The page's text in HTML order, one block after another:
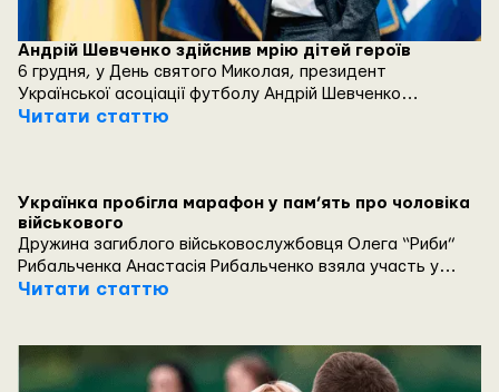
Андрій Шевченко здійснив мрію дітей героїв
6 грудня, у День святого Миколая, президент
Української асоціації футболу Андрій Шевченко
зустрівся з дітьми героїв, таким чином здійснивши одну з
Читати статтю
Українка пробігла марафон у пам’ять про чоловіка
військового
Дружина загиблого військовослужбовця Олега “Риби”
Рибальченка Анастасія Рибальченко взяла участь у
Чикагському марафоні. Як розповідає служба ВВС, жінка
триває.
Читати статтю